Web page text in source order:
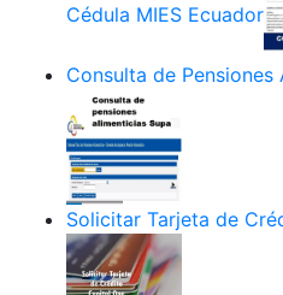
Cédula MIES Ecuador
Consulta de Pensiones
Solicitar Tarjeta de